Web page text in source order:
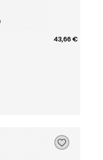
43,66 €